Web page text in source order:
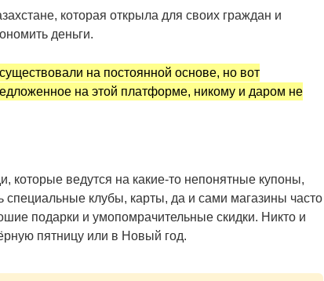
которая открыла для своих граждан и
деньги.
на постоянной основе, но вот
на этой платформе, никому и даром не
которые ведутся на какие-то непонятные купоны,
специальные клубы, карты, да и сами магазины часто
подарки и умопомрачительные скидки. Никто и
пятницу или в Новый год.